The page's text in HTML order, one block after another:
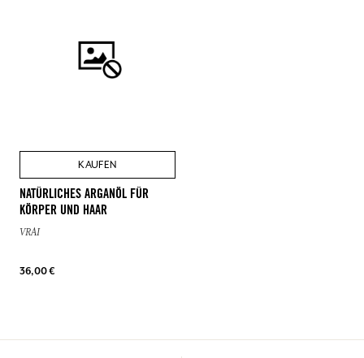
KAUFEN
NATÜRLICHES ARGANÖL FÜR
KÖRPER UND HAAR
VRAI
36,00 €